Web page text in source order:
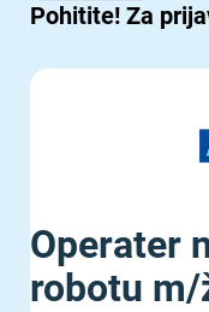
Pohitite! Za
Operater
robotu m/